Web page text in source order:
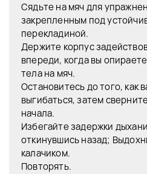
Сядьте на мяч для
закрепленным под
перекладиной.
Держите корпус
впереди, когда вы
тела на мяч.
Остановитесь до того, как
выгибаться, затем
начала.
Избегайте задержки
откинувшись назад;
калачиком.
Повторять.